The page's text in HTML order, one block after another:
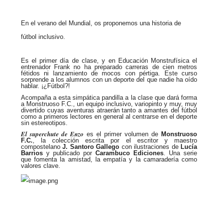
En el verano del Mundial, os proponemos una historia de
fútbol inclusivo.
Es el primer día de clase, y en Educación Monstrufísica el
entrenador Frank no ha preparado carreras de cien metros
fétidos ni lanzamiento de mocos con pértiga. Este curso
sorprende a los alumnos con un deporte del que nadie ha oído
hablar. ¡¿Fútbol?!
Acompaña a esta simpática pandilla a la clase que dará forma
a Monstruoso F.C., un equipo inclusivo, variopinto y muy, muy
divertido cuyas aventuras atraerán tanto a amantes del fútbol
como a primeros lectores en general al centrarse en el deporte
sin estereotipos.
El superchute de Enzo es el primer volumen de Monstruoso
F.C., la colección escrita por el escritor y maestro
compostelanoJ. Santoro Gallego con ilustraciones de Lucía
Barriosy publicado porCarambuco Ediciones. Una serie
que fomenta la amistad, la empatía y la camaradería como
valores clave.